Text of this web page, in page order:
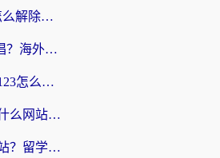
优酷手机app地域限制怎么解除？海外党亲测有效的追剧方案
全民K歌国外如何听原唱？海外党亲测有效的回国加速器选择指南
在海外如果使用交管12123怎么处理？留学生亲测有效的回国加速方案
海外看国内电视直播用什么网站比较好？一篇解决你所有追剧难题的实用指南
在国外如何打开中国网站？留学生与海外华人的无缝访问指南